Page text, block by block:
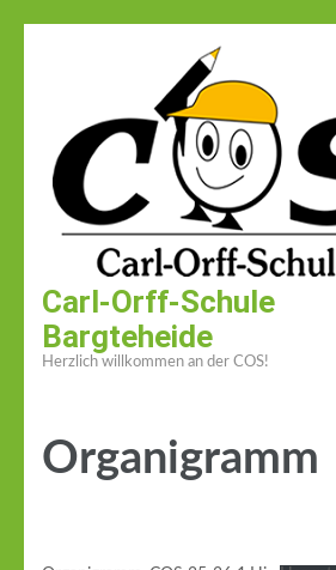
(Enter
drücken)
Carl-Orff-Schule
Bargteheide
Herzlich willkommen an der COS!
Organigramm